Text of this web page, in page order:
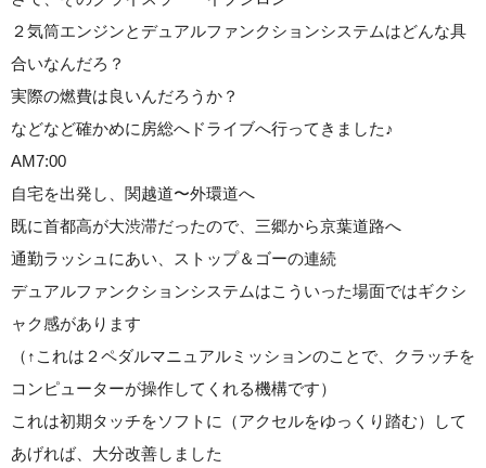
２気筒エンジンとデュアルファンクションシステムはどんな具
合いなんだろ？
実際の燃費は良いんだろうか？
などなど確かめに房総へドライブへ行ってきました♪
AM7:00
自宅を出発し、関越道〜外環道へ
既に首都高が大渋滞だったので、三郷から京葉道路へ
通勤ラッシュにあい、ストップ＆ゴーの連続
デュアルファンクションシステムはこういった場面ではギクシ
ャク感があります
（↑これは２ペダルマニュアルミッションのことで、クラッチを
コンピューターが操作してくれる機構です）
これは初期タッチをソフトに（アクセルをゆっくり踏む）して
あげれば、大分改善しました